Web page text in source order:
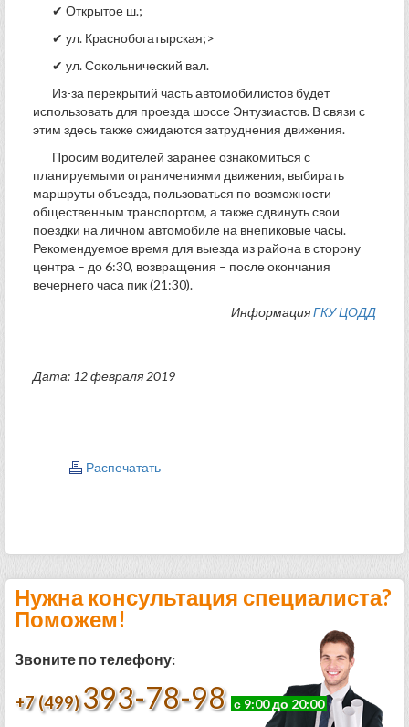
✔ Открытое ш.;
✔ ул. Краснобогатырская;>
✔ ул. Сокольнический вал.
Из-за перекрытий часть автомобилистов будет
использовать для проезда шоссе Энтузиастов. В связи с
этим здесь также ожидаются затруднения движения.
Просим водителей заранее ознакомиться с
планируемыми ограничениями движения, выбирать
маршруты объезда, пользоваться по возможности
общественным транспортом, а также сдвинуть свои
поездки на личном автомобиле на внепиковые часы.
Рекомендуемое время для выезда из района в сторону
центра – до 6:30, возвращения – после окончания
вечернего часа пик (21:30).
ИнформацияГКУ ЦОДД
Дата: 12 февраля 2019
Распечатать
Нужна консультация специалиста?
Поможем!
Звоните по телефону:
+7 (499) 393-78-98 с 9:00 до 20:00